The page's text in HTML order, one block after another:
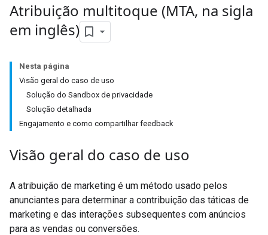
Atribuição multitoque (MTA, na sigla
em inglês)
Nesta página
Visão geral do caso de uso
Solução do Sandbox de privacidade
Solução detalhada
Engajamento e como compartilhar feedback
Visão geral do caso de uso
A atribuição de marketing é um método usado pelos
anunciantes para determinar a contribuição das táticas de
marketing e das interações subsequentes com anúncios
para as vendas ou conversões.